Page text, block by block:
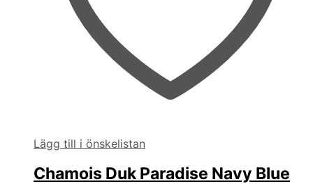
Lägg till i önskelistan
Chamois Duk Paradise Navy Blue